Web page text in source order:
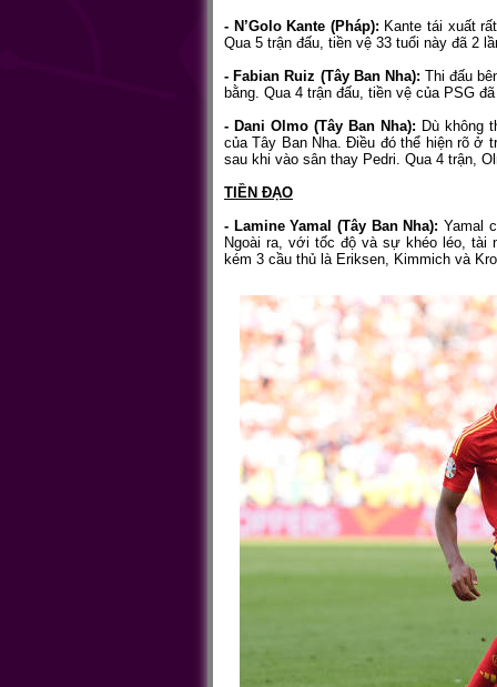
- N’Golo Kante (Pháp): Kante tái xuất
Qua 5 trận đấu, tiền vệ 33 tuổi này đã 2
- Fabian Ruiz (Tây Ban Nha): Thi đấu
bằng. Qua 4 trận đấu, tiền vệ của PSG
- Dani Olmo (Tây Ban Nha): Dù không
của Tây Ban Nha. Điều đó thể hiện rõ ở
sau khi vào sân thay Pedri. Qua 4 trận,
TIỀN ĐẠO
- Lamine Yamal (Tây Ban Nha): Yamal
Ngoài ra, với tốc độ và sự khéo léo, tài
kém 3 cầu thủ là Eriksen, Kimmich và